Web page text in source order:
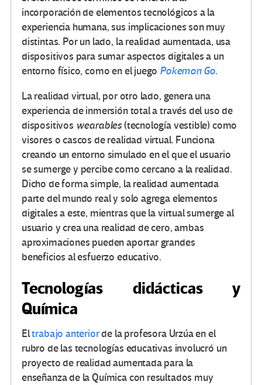
incorporación de elementos tecnológicos a la
experiencia humana, sus implicaciones son muy
distintas. Por un lado, la realidad aumentada, usa
dispositivos para sumar aspectos digitales a un
entorno físico, como en el juego Pokemon Go.
La realidad virtual, por otro lado, genera una
experiencia de inmersión total a través del uso de
dispositivos wearables(tecnología vestible) como
visores o cascos de realidad virtual. Funciona
creando un entorno simulado en el que el usuario
se sumerge y percibe como cercano a la realidad.
Dicho de forma simple, la realidad aumentada
parte del mundo real y solo agrega elementos
digitales a este, mientras que la virtual sumerge al
usuario y crea una realidad de cero, ambas
aproximaciones pueden aportar grandes
beneficios al esfuerzo educativo.
Tecnologías didácticas y
Química
Eltrabajo anteriorde la profesora Urzúa en el
rubro de las tecnologías educativas involucró un
proyecto de realidad aumentada para la
enseñanza de la Química con resultados muy